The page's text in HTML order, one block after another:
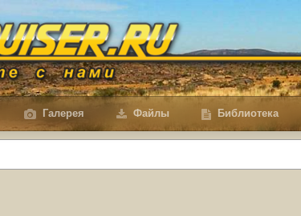
Галерея Файлы Библиотека